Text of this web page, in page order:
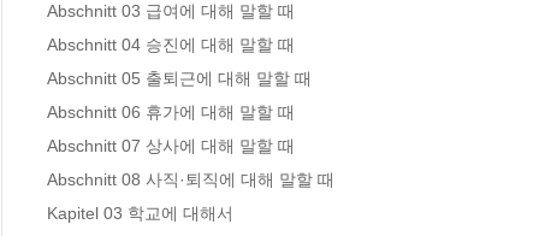
Abschnitt 03 급여에 대해 말할 때
Abschnitt 04 승진에 대해 말할 때
Abschnitt 05 출퇴근에 대해 말할 때
Abschnitt 06 휴가에 대해 말할 때
Abschnitt 07 상사에 대해 말할 때
Abschnitt 08 사직·퇴직에 대해 말할 때
Kapitel 03 학교에 대해서